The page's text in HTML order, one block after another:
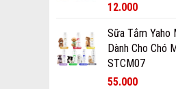
12.000
Sữa Tắm Yaho
Dành Cho Chó
STCM07
55.000